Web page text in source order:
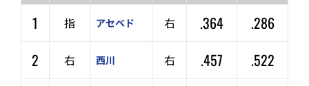
1 指 アセベド 右 .364
.286
2
右 西川 右 .457
.522